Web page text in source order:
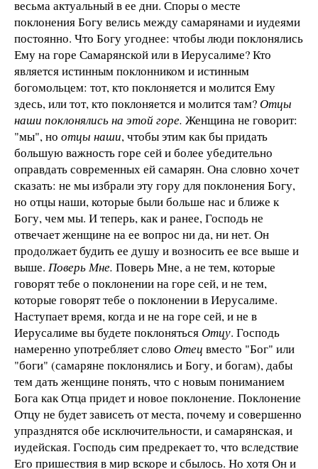
весьма актуальный в ее дни. Споры о месте
поклонения Богу велись между самарянами и иудеями
постоянно. Что Богу угоднее: чтобы люди поклонялись
Ему на горе Самарянской или в Иерусалиме? Кто
является истинным поклонником и истинным
богомольцем: тот, кто поклоняется и молится Ему
здесь, или тот, кто поклоняется и молится там?Отцы
наши поклонялись на этой горе. Женщина не говорит:
"мы", но отцы наши, чтобы этим как бы придать
большую важность горе сей и более убедительно
оправдать современных ей самарян. Она словно хочет
сказать: не мы избрали эту гору для поклонения Богу,
но отцы наши, которые были больше нас и ближе к
Богу, чем мы. И теперь, как и ранее, Господь не
отвечает женщине на ее вопрос ни да, ни нет. Он
продолжает будить ее душу и возносить ее все выше и
выше. Поверь Мне. Поверь Мне, а не тем, которые
говорят тебе о поклонении на горе сей, и не тем,
которые говорят тебе о поклонении в Иерусалиме.
Наступает время, когда и не на горе сей, и не в
Иерусалиме вы будете поклонятьсяОтцу. Господь
намеренно употребляет слово Отец вместо "Бог" или
"боги" (самаряне поклонялись и Богу, и богам), дабы
тем дать женщине понять, что с новым пониманием
Бога как Отца придет и новое поклонение. Поклонение
Отцу не будет зависеть от места, почему и совершенно
упразднятся обе исключительности, и самарянская, и
иудейская. Господь сим предрекает то, что вследствие
Его пришествия в мир вскоре и сбылось. Но хотя Он и